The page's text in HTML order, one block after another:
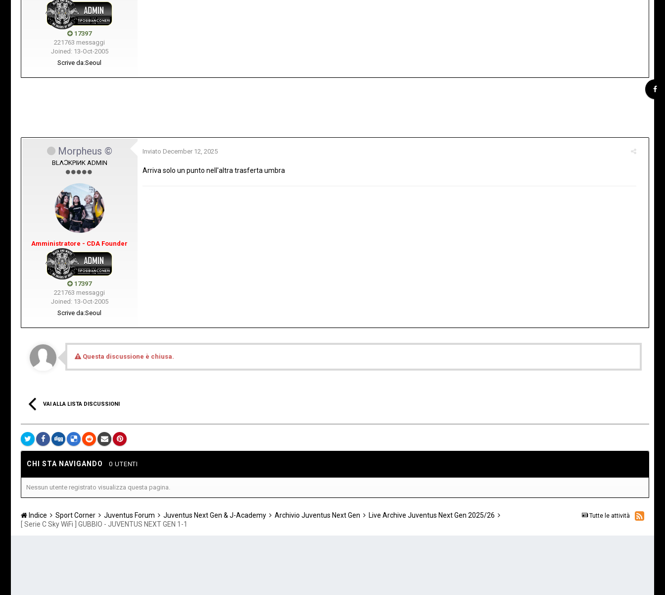
17397
221763 messaggi
Joined: 13-Oct-2005
Scrive da:Seoul
Morpheus ©
BLΛƆKPIИK ADMIN
Amministratore - CDA Founder
17397
221763 messaggi
Joined: 13-Oct-2005
Scrive da:Seoul
Inviato December 12, 2025
Arriva solo un punto nell'altra trasferta umbra
Questa discussione è chiusa.
VAI ALLA LISTA DISCUSSIONI
CHI STA NAVIGANDO 0 UTENTI
Nessun utente registrato visualizza questa pagina.
Tutte le attività
Indice Sport Corner Juventus Forum Juventus Next Gen & J-Academy Archivio Juventus Next Gen
Live Archive Juventus Next Gen 2025/26
[ Serie C Sky WiFi ] GUBBIO - JUVENTUS NEXT GEN 1-1